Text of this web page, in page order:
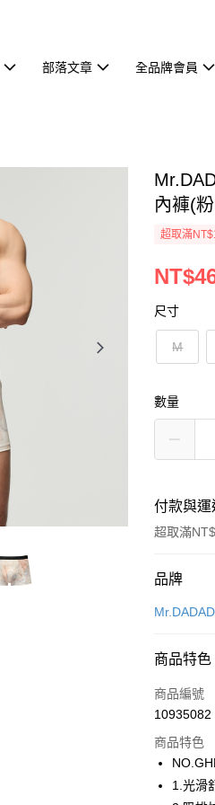
部落文章 全品牌會員
內褲(
超取滿
尺寸
M
數量
付款與運
超取滿
付款方式
信用卡一次
街口支付
ATM付款
品牌
商品特色
商品編號
10935082
商品特色
1.光滑